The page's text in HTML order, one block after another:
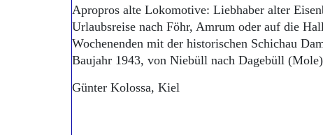
Mediadaten
Apropros alte Lokomotive: Liebhaber alter
Urlaubsreise nach Föhr, Amrum oder auf die
Wochenenden mit der historischen Schichau
Baujahr 1943, von Niebüll nach Dagebüll
Günter Kolossa, Kiel